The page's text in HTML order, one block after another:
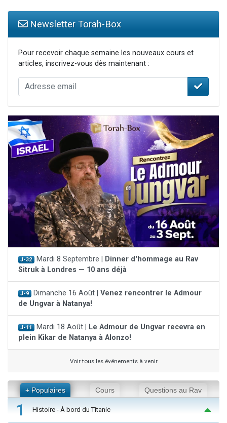
Newsletter Torah-Box
Pour recevoir chaque semaine les nouveaux cours et
articles, inscrivez-vous dès maintenant :
J-32 Mardi 8 Septembre |
Dinner d'hommage au Rav
Sitruk à Londres — 10 ans déjà
J-9 Dimanche 16 Août | Venez rencontrer le Admour
de Ungvar à Natanya!
J-11 Mardi 18 Août |
Le Admour de Ungvar recevra en
plein Kikar de Natanya à Alonzo!
Voir tous les événements à venir
+ Populaires Cours Questions au Rav
1 Histoire - À bord du Titanic